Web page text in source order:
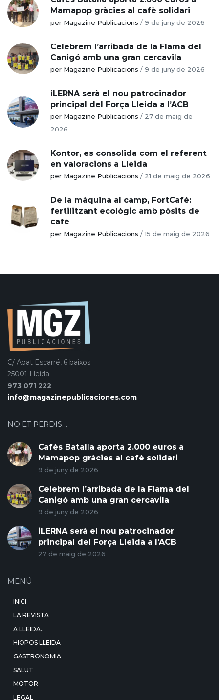
Mamapop gràcies al cafè solidari
per Magazine Publicacions / 9 de juny de 2026
Celebrem l’arribada de la Flama del
Canigó amb una gran cercavila
per Magazine Publicacions / 9 de juny de 2026
iLERNA serà el nou patrocinador
principal del Força Lleida a l’ACB
per Magazine Publicacions / 27 de maig de
2026
Kontor, es consolida com el referent
en valoracions a Lleida
per Magazine Publicacions / 21 de maig de 2026
De la màquina al camp, FortCafé:
fertilitzant ecològic amb pòsits de
cafè
per Magazine Publicacions /15 de maig de 2026
C/ Abat Escarré, 6 baixos
25001 Lleida
973 071 222
info@magazinepublicaciones.com
NO ET PERDIS…
Cafès Batalla aporta 2.000 euros a
Mamapop gràcies al cafè solidari
9 de juny de 2026
Celebrem l’arribada de la Flama del
Canigó amb una gran cercavila
9 de juny de 2026
iLERNA serà el nou patrocinador
principal del Força Lleida a l’ACB
27 de maig de 2026
MENÚ
INICI
LA REVISTA
A LLEIDA…
HIOPOS LLEIDA
GASTRONOMIA
SALUT
MOTOR
LEGAL